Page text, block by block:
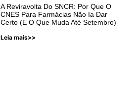
A Reviravolta Do SNCR: Por Que O
CNES Para Farmácias Não Ia Dar
Certo (e O Que Muda Até Setembro)
Leia mais>>